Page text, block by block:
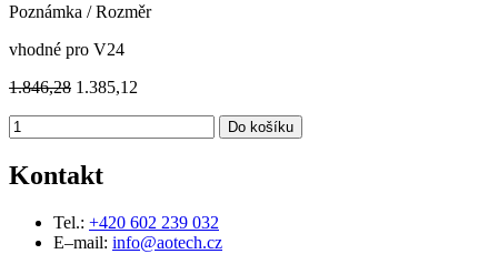
Poznámka / Rozměr
vhodné pro V24
1.846,28 1.385,12
Do košíku
Kontakt
Tel.: +420 602 239 032
E–mail: info@aotech.cz